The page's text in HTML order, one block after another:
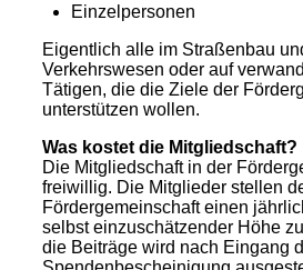
Einzelpersonen
Eigentlich alle im Straßenbau
Verkehrswesen oder auf
Tätigen, die die Ziele der
unterstützen wollen.
Was kostet die Mitgliedschaft?
Die Mitgliedschaft in der
freiwillig. Die Mitglieder stellen
Fördergemeinschaft einen
selbst einzuschätzender Höhe
die Beiträge wird nach Eingang